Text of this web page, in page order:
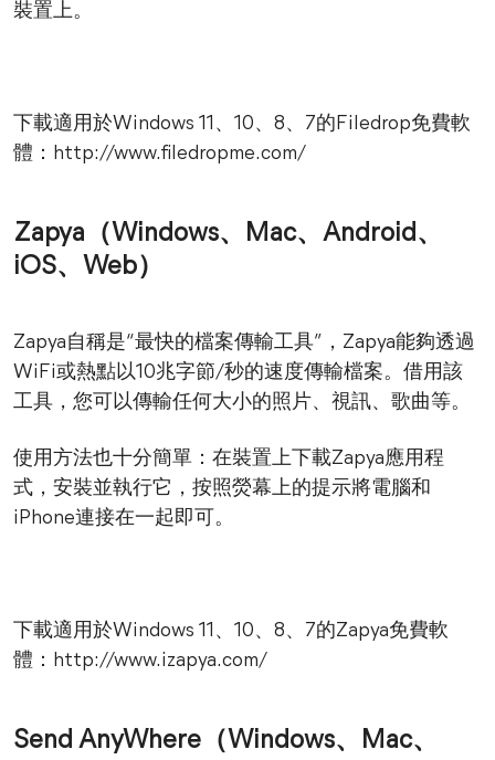
裝置上。
下載適用於Windows 11、10、8、7的Filedrop免費軟
體：http://www.filedropme.com/
Zapya（Windows、Mac、Android、
iOS、Web）
Zapya自稱是“最快的檔案傳輸工具”，Zapya能夠透過
WiFi或熱點以10兆字節/秒的速度傳輸檔案。借用該
工具，您可以傳輸任何大小的照片、視訊、歌曲等。
使用方法也十分簡單：在裝置上下載Zapya應用程
式，安裝並執行它，按照熒幕上的提示將電腦和
iPhone連接在一起即可。
下載適用於Windows 11、10、8、7的Zapya免費軟
體：http://www.izapya.com/
Send AnyWhere（Windows、Mac、